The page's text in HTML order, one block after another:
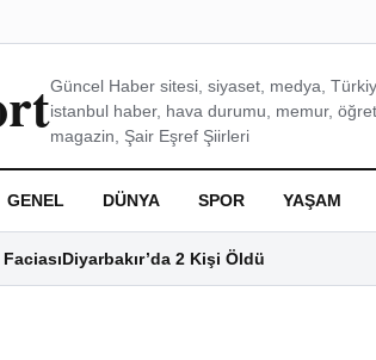
Güncel Haber sitesi, siyaset, medya,
istanbul haber, hava durumu, memur,
magazin, Şair Eşref Şiirleri
GENEL DÜNYA SPOR YAŞAM
Diyarbakır’da 2 Kişi Öldü